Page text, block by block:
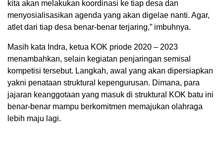
kita akan melakukan koordinasi ke tiap desa dan
menyosialisasikan agenda yang akan digelae nanti. Agar,
atlet dari tiap desa benar-benar terjaring,” imbuhnya.
Masih kata Indra, ketua KOK priode 2020 – 2023
menambahkan, selain kegiatan penjaringan semisal
kompetisi tersebut. Langkah, awal yang akan dipersiapkan
yakni penataan struktural kepengurusan. Dimana, para
jajaran keanggotaan yang masuk di struktural KOK batu ini
benar-benar mampu berkomitmen memajukan olahraga
lebih maju lagi.